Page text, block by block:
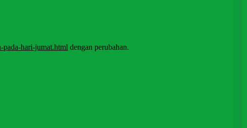
pada-hari-jumat.html dengan perubahan.